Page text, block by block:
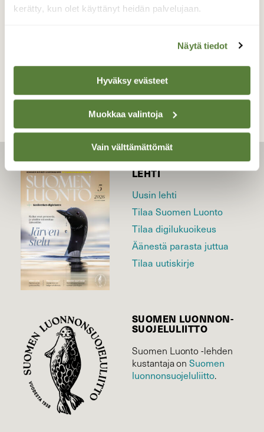
kerätty, kun olet käyttänyt heidän palvelujaan.
Näytä tiedot
Hyväksy evästeet
Muokkaa valintoja
Vain välttämättömät
Valokuvaaja: Lasse Rokka, Valkeakoski. 02.07.2026
TAKAISIN LISTAAN
LEHTI
Uusin lehti
Tilaa Suomen Luonto
Tilaa digilukuoikeus
Äänestä parasta juttua
Tilaa uutiskirje
SUOMEN LUONNON­
SUOJELU­LIITTO
Suomen Luonto -lehden
kustantaja onSuomen
luonnonsuojelu­liitto.